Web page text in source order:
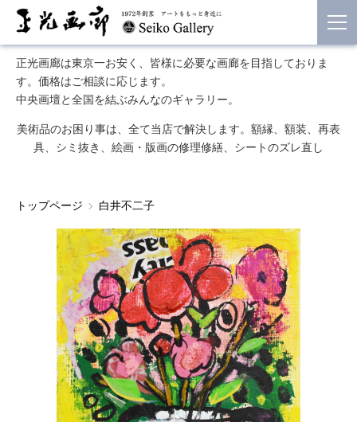
正光画廊は東京一お安く、皆様に必要な画廊を目指しておりま
す。価格はご相談に応じます。
中央画壇と全国を結ぶみんなのギャラリー。
美術品のお困り事は、全て当店で解決します。額縁、額装、再表
具、シミ抜き、絵画・版画の修理修繕、シートのズレ直し
トップページ 白井不二子